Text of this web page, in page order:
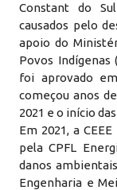
Constant do
causados pelo
apoio do
Povos Indígenas
foi aprovado
começou anos
2021 e o início
Em 2021, a
pela CPFL
danos
Engenharia e